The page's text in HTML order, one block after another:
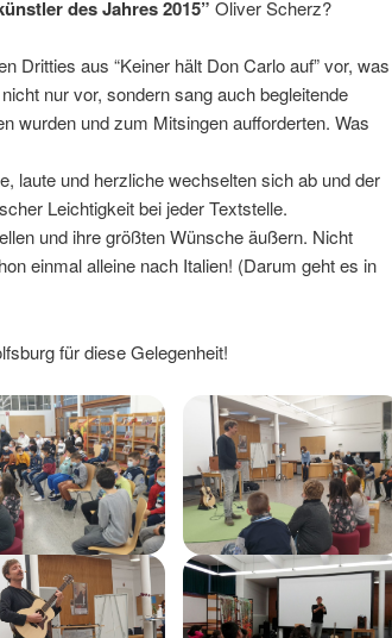
des Jahres 2015” Oliver Scherz?
Dritties aus “Keiner hält Don Carlo auf” vor, was
nur vor, sondern sang auch begleitende
wurden und zum Mitsingen aufforderten. Was
laute und herzliche wechselten sich ab und der
Leichtigkeit bei jeder Textstelle.
und ihre größten Wünsche äußern. Nicht
einmal alleine nach Italien! (Darum geht es in
für diese Gelegenheit!